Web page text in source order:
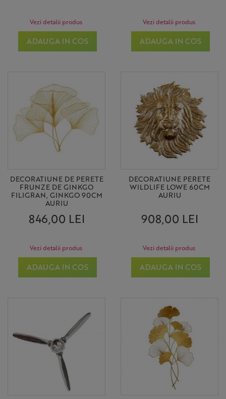
Vezi detalii produs
ADAUGA IN COS
Vezi detalii produs
ADAUGA IN COS
DECORATIUNE DE PERETE
FRUNZE DE GINKGO
FILIGRAN, GINKGO 90CM
AURIU
846,00 LEI
Vezi detalii produs
ADAUGA IN COS
DECORATIUNE PERETE
WILDLIFE LOWE 60CM
AURIU
908,00 LEI
Vezi detalii produs
ADAUGA IN COS